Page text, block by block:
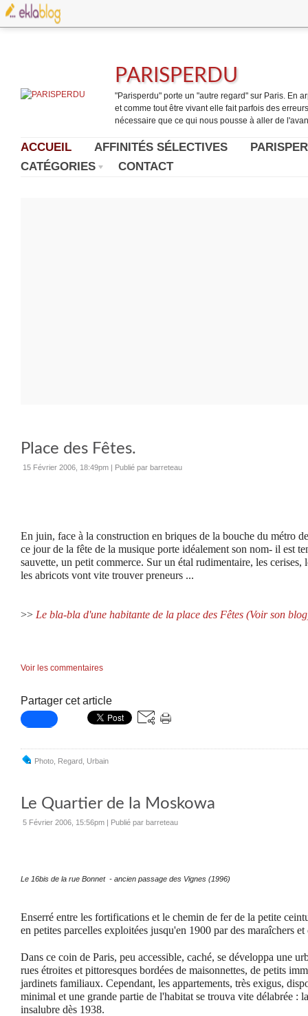
PARISPERDU
"Parisperdu" porte un "autre regard" sur Paris. En
et comme tout être vivant elle fait parfois des
nécessaire que ce qui nous pousse à aller de
ACCUEIL AFFINITÉS SÉLECTIVES
CATÉGORIES
CONTACT
Place des Fêtes.
15 Février 2006, 18:49pm | Publié par barreteau
En juin, face à la construction en briques de la bouche du métro
ce jour de la fête de la musique porte idéalement son nom- il est
sauvette, un petit commerce. Sur un étal rudimentaire, les cerises,
les abricots vont vite trouver preneurs ...
>> Le bla-bla d'une habitante de la place des Fêtes (Voir son
Voir les commentaires
Partager cet article
Photo Regard Urbain
Le Quartier de la Moskowa
5 Février 2006, 15:56pm | Publié par barreteau
Le 16bis de la rue Bonnet - ancien passage des Vignes (1996)
Enserré entre les fortifications et le chemin de fer de la petite
en petites parcelles exploitées jusqu'en 1900 par des maraîchers
Dans ce coin de Paris, peu accessible, caché, se développa une
rues étroites et pittoresques bordées de maisonnettes, de petits
jardinets familiaux. Cependant, les appartements, très exigus,
minimal et une grande partie de l'habitat se trouva vite délabrée :
insalubre dès 1938.